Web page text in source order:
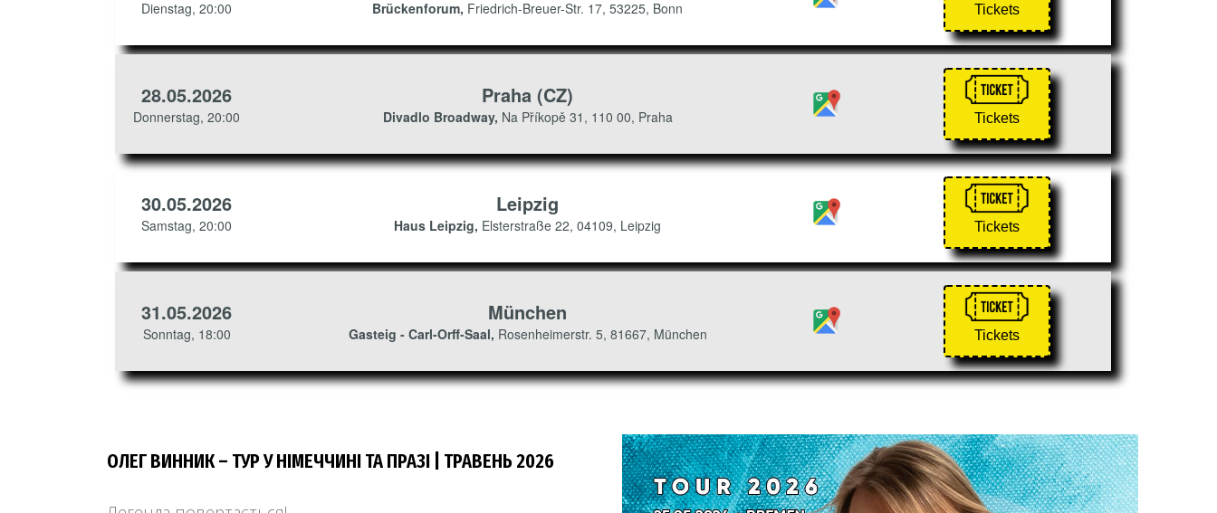
Dienstag, 20:00 Brückenforum, Friedrich-Breuer-Str. 17, 53225, Bonn Tickets
28.05.2026
Donnerstag, 20:00
Praha (CZ)
Divadlo Broadway, Na Příkopě 31, 110 00, Praha Tickets
30.05.2026
Samstag, 20:00
Leipzig
Haus Leipzig, Elsterstraße 22, 04109, Leipzig Tickets
31.05.2026
Sonntag, 18:00
München
Gasteig - Carl-Orff-Saal, Rosenheimerstr. 5, 81667, München Tickets
ОЛЕГ ВИННИК – ТУР У НІМЕЧЧИНІ ТА ПРАЗІ | ТРАВЕНЬ 2026